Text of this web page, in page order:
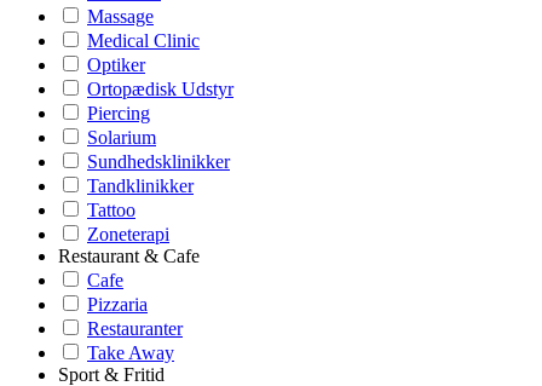
Massage
Medical Clinic
Optiker
Ortopædisk Udstyr
Piercing
Solarium
Sundhedsklinikker
Tandklinikker
Tattoo
Zoneterapi
Restaurant & Cafe
Cafe
Pizzaria
Restauranter
Take Away
Sport & Fritid